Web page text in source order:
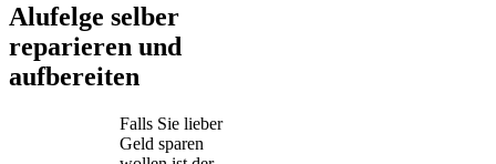
Alufelge selber
reparieren und
aufbereiten
Falls Sie lieber
Geld sparen